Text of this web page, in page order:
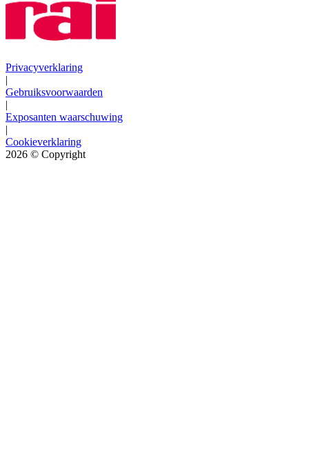
Privacyverklaring
|
Gebruiksvoorwaarden
|
Exposanten waarschuwing
|
Cookieverklaring
2026 © Copyright